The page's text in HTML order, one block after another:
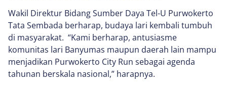
Wakil Direktur Bidang Sumber Daya Tel-U Purwokerto
Tata Sembada berharap, budaya lari kembali tumbuh
di masyarakat. “Kami berharap, antusiasme
komunitas lari Banyumas maupun daerah lain mampu
menjadikan Purwokerto City Run sebagai agenda
tahunan berskala nasional,” harapnya.